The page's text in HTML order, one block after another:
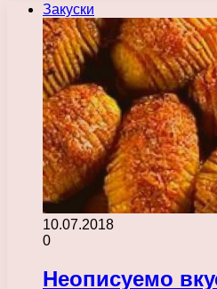
Закуски
10.07.2018
0
Неописуемо